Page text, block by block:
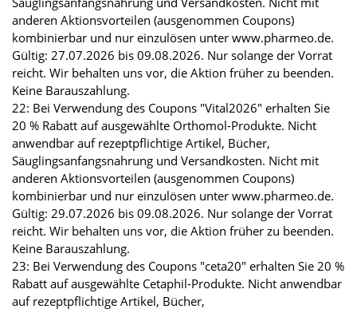
anderen Aktionsvorteilen (ausgenommen Coupons)
kombinierbar und nur einzulösen unter www.pharmeo.de.
Gültig: 27.07.2026 bis 09.08.2026. Nur solange der Vorrat
reicht. Wir behalten uns vor, die Aktion früher zu beenden.
Keine Barauszahlung.
22: Bei Verwendung des Coupons "Vital2026" erhalten Sie
20 % Rabatt auf ausgewählte Orthomol-Produkte. Nicht
anwendbar auf rezeptpflichtige Artikel, Bücher,
Säuglingsanfangsnahrung und Versandkosten. Nicht mit
anderen Aktionsvorteilen (ausgenommen Coupons)
kombinierbar und nur einzulösen unter www.pharmeo.de.
Gültig: 29.07.2026 bis 09.08.2026. Nur solange der Vorrat
reicht. Wir behalten uns vor, die Aktion früher zu beenden.
Keine Barauszahlung.
23: Bei Verwendung des Coupons "ceta20" erhalten Sie 20 %
Rabatt auf ausgewählte Cetaphil-Produkte. Nicht anwendbar
auf rezeptpflichtige Artikel, Bücher,